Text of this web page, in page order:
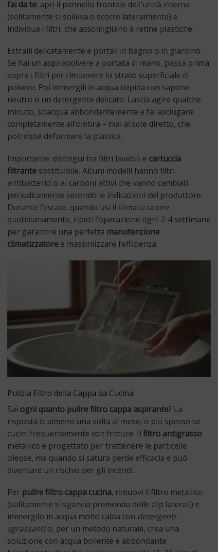
fai da te: apri il pannello frontale dell’unità interna
(solitamente si solleva o scorre lateralmente) e
individua i filtri, che assomigliano a retine plastiche.
Estraili delicatamente e portali in bagno o in giardino.
Se hai un aspirapolvere a portata di mano, passa prima
sopra i filtri per rimuovere lo strato superficiale di
polvere. Poi immergili in acqua tiepida con sapone
neutro o un detergente delicato. Lascia agire qualche
minuto, sciacqua abbondantemente e fai asciugare
completamente all’ombra – mai al sole diretto, che
potrebbe deformare la plastica.
Importante: distingui tra filtri lavabili e cartuccia
filtrante sostituibile. Alcuni modelli hanno filtri
antibatterici o ai carboni attivi che vanno cambiati
periodicamente secondo le indicazioni del produttore.
Durante l’estate, quando usi il climatizzatore
quotidianamente, ripeti l’operazione ogni 2-4 settimane
per garantire una perfetta manutenzione
climatizzatore e massimizzare l’efficienza.
Pulizia Filtro della Cappa da Cucina
Sai ogni quanto pulire filtro cappa aspirante? La
risposta è: almeno una volta al mese, o più spesso se
cucini frequentemente con fritture. Il filtro antigrasso
metallico è progettato per trattenere le particelle
oleose, ma quando si satura perde efficacia e può
diventare un rischio per gli incendi.
Per pulire filtro cappa cucina, rimuovi il filtro metallico
(solitamente si sgancia premendo delle clip laterali) e
immergilo in acqua molto calda con detergenti
sgrassantio, per un metodo naturale, crea una
soluzione con acqua bollente e abbondante